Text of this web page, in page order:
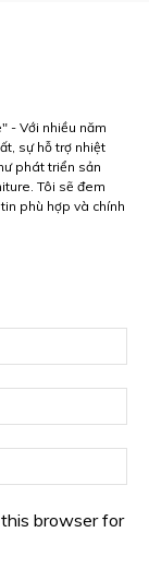
- Với nhiều năm
sự hỗ trợ nhiệt
phát triển sản
Tôi sẽ đem
phù hợp và chính
browser for